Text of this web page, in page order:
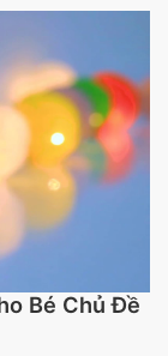
Bé Chủ Đề